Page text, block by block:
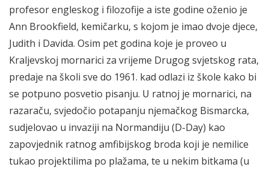
profesor engleskog i filozofije a iste godine oženio je
Ann Brookfield, kemičarku, s kojom je imao dvoje djece,
Judith i Davida. Osim pet godina koje je proveo u
Kraljevskoj mornarici za vrijeme Drugog svjetskog rata,
predaje na školi sve do 1961. kad odlazi iz škole kako bi
se potpuno posvetio pisanju. U ratnoj je mornarici, na
razaraču, svjedočio potapanju njemačkog Bismarcka,
sudjelovao u invaziji na Normandiju (D-Day) kao
zapovjednik ratnog amfibijskog broda koji je nemilice
tukao projektilima po plažama, te u nekim bitkama (u